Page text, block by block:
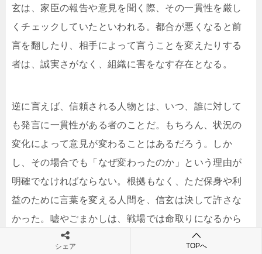
玄は、家臣の報告や意見を聞く際、その一貫性を厳し
くチェックしていたといわれる。都合が悪くなると前
言を翻したり、相手によって言うことを変えたりする
者は、誠実さがなく、組織に害をなす存在となる。
逆に言えば、信頼される人物とは、いつ、誰に対して
も発言に一貫性がある者のことだ。もちろん、状況の
変化によって意見が変わることはあるだろう。しか
し、その場合でも「なぜ変わったのか」という理由が
明確でなければならない。根拠もなく、ただ保身や利
益のために言葉を変える人間を、信玄は決して許さな
かった。嘘やごまかしは、戦場では命取りになるから
シェア TOPへ